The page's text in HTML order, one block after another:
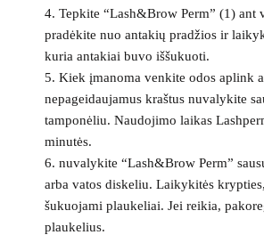
4. Tepkite “Lash&Brow Perm” (1) ant
pradėkite nuo antakių pradžios ir
kuria antakiai buvo iššukuoti.
5. Kiek įmanoma venkite odos aplink
nepageidaujamus kraštus nuvalykite
tamponėliu. Naudojimo laikas
minutės.
6. nuvalykite “Lash&Brow Perm”
arba vatos diskeliu. Laikykitės
šukuojami plaukeliai. Jei reikia,
plaukelius.